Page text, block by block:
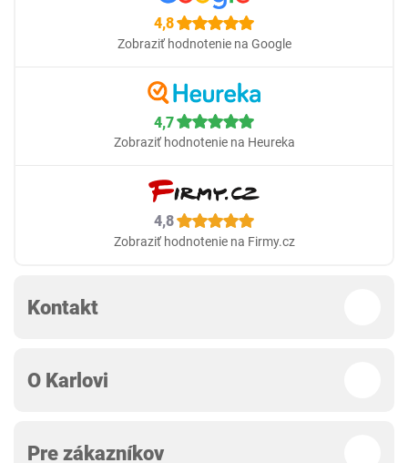
4,8
Zobraziť hodnotenie na Google
4,7
Zobraziť hodnotenie na Heureka
4,8
Zobraziť hodnotenie na Firmy.cz
Kontakt
O Karlovi
Pre zákazníkov